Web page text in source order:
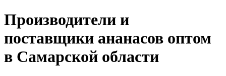
Производители и
поставщики ананасов оптом
в Самарской области